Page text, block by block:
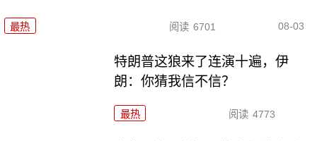
最热 阅读 6701 08-03
特朗普这狼来了连演十遍，伊
朗：你猜我信不信？
最热 阅读 4773